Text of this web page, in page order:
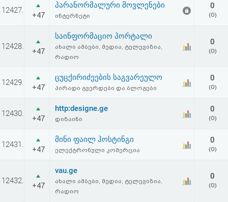
სალიცენზიო
და
უარყოფა
12427.
+47
პარანორმალური მოვლენები
ინტერნეტი
0
(0)
12428.
+47
საინფორმაციო პორტალი
ახალი ამბები, მედია, ტელევიზია,
რადიო
0
(0)
12429.
+47
ცუცქირიძეების საგვარეულო
პირადი გვერდები და ბლოგები
0
(0)
12430.
+47
http:designe.ge
დიზაინი
0
(0)
12431.
+47
მინი ფაილ ჰოსტინგი
ელექტრონული კომერცია
0
(0)
12432.
+47
vau.ge
ახალი ამბები, მედია, ტელევიზია,
რადიო
0
(0)